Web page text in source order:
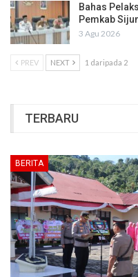
Bahas
Pemkab
3 Agu 2026
PREV NEXT 1 daripada 2
TERBARU
BERITA